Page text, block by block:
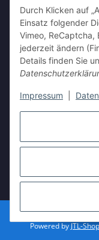
Durch Klicken auf
Einsatz folgender
Vimeo, ReCaptcha,
jederzeit ändern
Details finden Sie
Impressum
Shop Partnerseiten
* Alle Preise inkl.
Powered byJTL-